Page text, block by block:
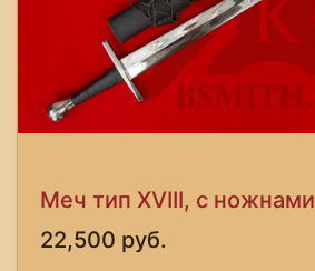
Меч тип XVIII, с ножнами
22,500 руб.